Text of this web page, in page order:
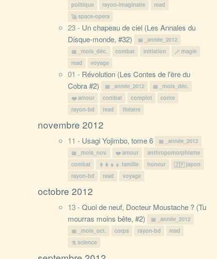
politique
rayon-imaginaire
read
space-opera
23 - Un chapeau de ciel (Les Annales du
Disque-monde, #32)
_année_2012
_mois_déc.
combat initiation
magie
read
voyage
01 - Révolution (Les Contes de l'ère du
Cobra #2)
_année_2012
_mois_déc.
amour
combat complot
conte
rayon-bd
read théatre
novembre 2012
11 - Usagi Yojimbo, tome 6
_année_2012
_mois_nov.
amour
anthropomorphisme
combat
famille honeur
japon
rayon-bd
read voyage
octobre 2012
13 -Quoi de neuf, Docteur Moustache ? (Tu
mourras moins bête, #2)
_année_2012
_mois_oct.
corps rayon-bd
read
science